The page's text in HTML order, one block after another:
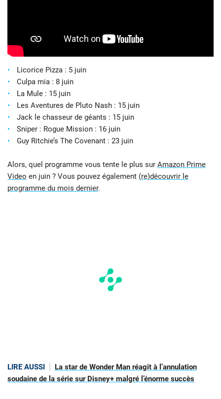
Licorice Pizza : 5 juin
Culpa mia : 8 juin
La Mule : 15 juin
Les Aventures de Pluto Nash : 15 juin
Jack le chasseur de géants : 15 juin
Sniper : Rogue Mission : 16 juin
Guy Ritchie’s The Covenant : 23 juin
Alors, quel programme vous tente le plus sur Amazon Prime
Video en juin ? Vous pouvez également (re)découvrir le
programme du mois dernier.
LIRE AUSSI
La star de Wonder Man réagit à l’annulation
soudaine de la série sur Disney+ malgré l’énorme succès